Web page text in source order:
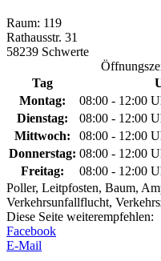
Raum: 119
Rathausstr. 31
58239 Schwerte
Tag
Montag:
08:00 - 12:00
Dienstag:
08:00 - 12:00
Mittwoch:
08:00 - 12:00
Donnerstag: 08:00 - 12:00
Freitag:
08:00 - 12:00
Poller, Leitpfosten, Baum,
Verkehrsunfallflucht,
Diese Seite weiterempfehlen:
Facebook
E-Mail